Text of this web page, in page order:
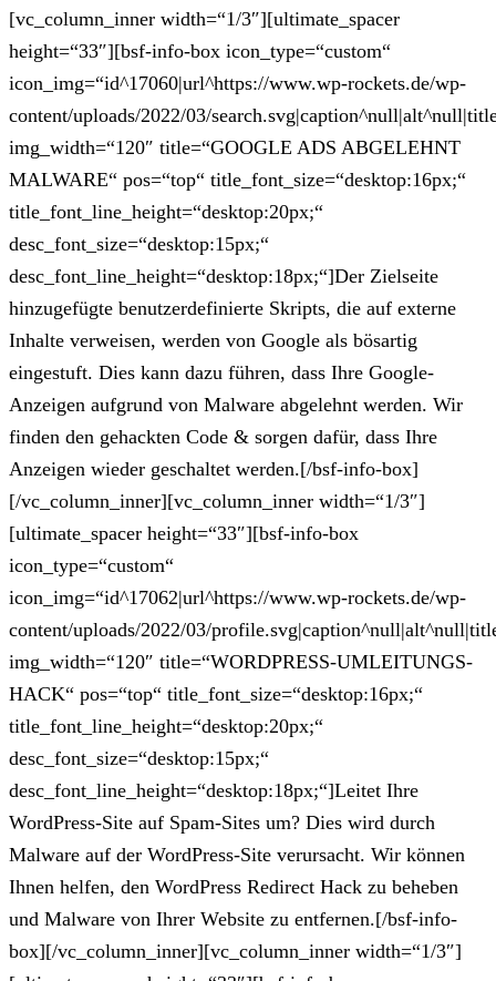
[vc_column_inner width=“1/3″][ultimate_spacer
height=“33″][bsf-info-box icon_type=“custom“
icon_img=“id^17060|url^https://www.wp-rockets.de/wp-
content/uploads/2022/03/
img_width=“120″ title=“GOOGLE ADS ABGELEHNT
MALWARE“ pos=“top“ title_font_size=“desktop:16px;“
title_font_line_height=“desktop:20px;“
desc_font_size=“desktop:15px;“
desc_font_line_height=“desktop:18px;“]Der Zielseite
hinzugefügte benutzerdefinierte Skripts, die auf externe
Inhalte verweisen, werden von Google als bösartig
eingestuft. Dies kann dazu führen, dass Ihre Google-
Anzeigen aufgrund von Malware abgelehnt werden. Wir
finden den gehackten Code & sorgen dafür, dass Ihre
Anzeigen wieder geschaltet werden.[/bsf-info-box]
[/vc_column_inner][vc_column_inner width=“1/3″]
[ultimate_spacer height=“33″][bsf-info-box
icon_type=“custom“
icon_img=“id^17062|url^https://www.wp-rockets.de/wp-
content/uploads/2022/03/
img_width=“120″ title=“WORDPRESS-UMLEITUNGS-
HACK“ pos=“top“ title_font_size=“desktop:16px;“
title_font_line_height=“desktop:20px;“
desc_font_size=“desktop:15px;“
desc_font_line_height=“desktop:18px;“]Leitet Ihre
WordPress-Site auf Spam-Sites um? Dies wird durch
Malware auf der WordPress-Site verursacht. Wir können
Ihnen helfen, den WordPress Redirect Hack zu beheben
und Malware von Ihrer Website zu entfernen.[/bsf-info-
box][/vc_column_inner][vc_column_inner width=“1/3″]